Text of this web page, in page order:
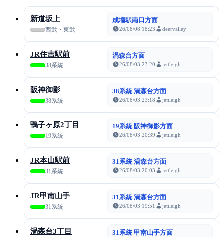
新道坂上
西武・東武
成増駅南口方面
26/08/08 18:23 deervalley
JR住吉駅前
38系統
渦森台方面
26/08/03 23:20 jettleigh
阪神御影
38系統
38系統 渦森台方面
26/08/03 23:18 jettleigh
鴨子ヶ原2丁目
19系統
19系統 阪神御影方面
26/08/03 20:39 jettleigh
JR本山駅前
31系統
31系統 渦森台方面
26/08/03 20:03 jettleigh
JR甲南山手
31系統
31系統 渦森台方面
26/08/03 19:51 jettleigh
渦森台3丁目 31系統 甲南山手方面